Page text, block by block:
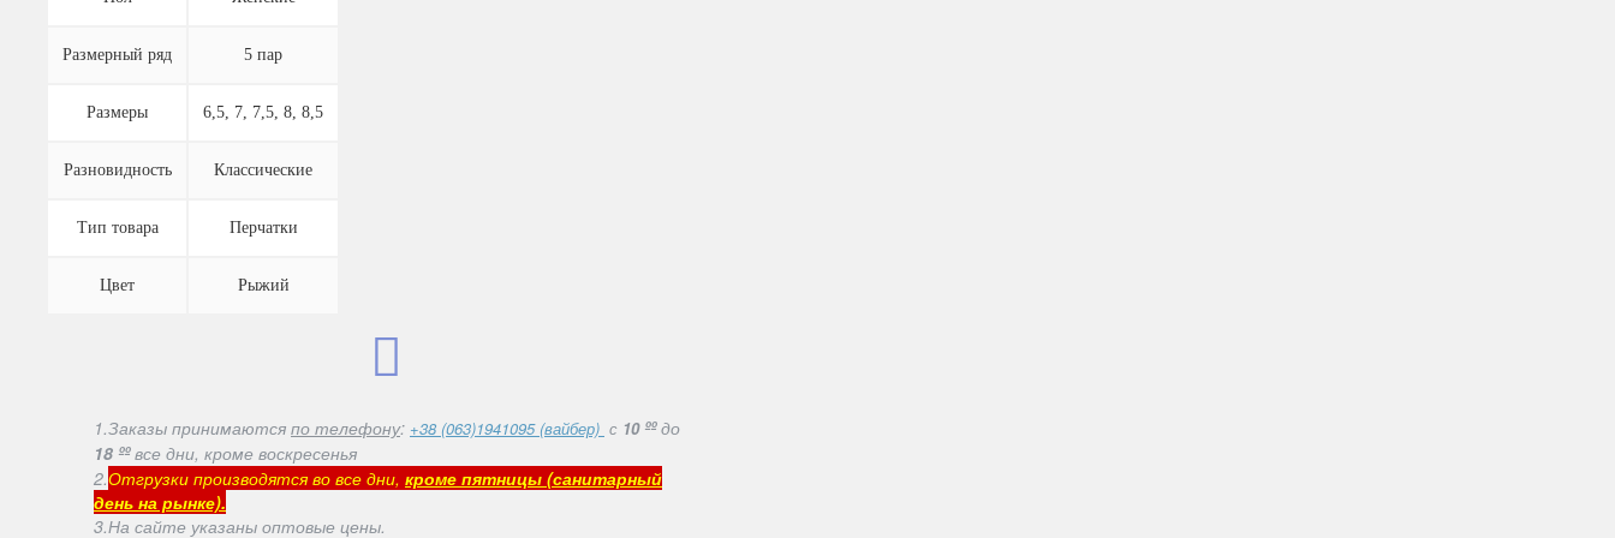
Размерный ряд 5 пар
Размеры 6,5, 7, 7,5, 8, 8,5
Разновидность Классические
Тип товара Перчатки
Цвет Рыжий
1.Заказы принимаются по телефону: +38 (063)1941095 (вайбер) с 10 ººдо
18 ººвсе дни, кроме воскресенья
2.Отгрузки производятся во все дни, кроме пятницы (санитарный
день на рынке).
3.На сайте указаны оптовые цены.